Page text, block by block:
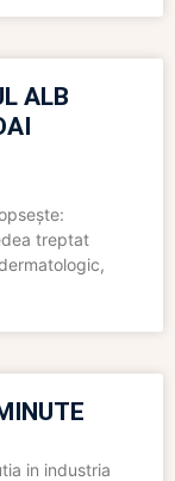
ALB
treptat
in industria